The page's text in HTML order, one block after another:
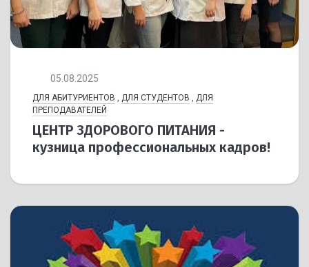
05.08.2025
ДЛЯ АБИТУРИЕНТОВ ДЛЯ СТУДЕНТОВ
ДЛЯ
ПРЕПОДАВАТЕЛЕЙ
ЦЕНТР ЗДОРОВОГО ПИТАНИЯ -
кузница профессиональных кадров!